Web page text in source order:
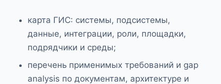
карта ГИС: системы, подсистемы,
данные, интеграции, роли, площадки,
подрядчики и среды;
перечень применимых требований и gap
analysis по документам, архитектуре и